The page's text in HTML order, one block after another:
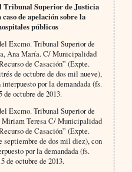
Tribunal Superior de Justicia
de apelación sobre la
públicos
Excmo. Tribunal Superior de
Ana María. C/ Municipalidad
de Casación” (Expte.
de octubre de dos mil nueve),
por la demandada (fs.
de octubre de 2013.
Excmo. Tribunal Superior de
Teresa C/ Municipalidad
de Casación” (Expte.
septiembre de dos mil diez), con
por la demandada (fs.
de octubre de 2013.